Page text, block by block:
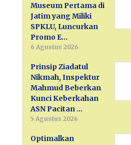
Museum Pertama di
Jatim yang Miliki
SPKLU, Luncurkan
Promo E…
6 Agustus 2026
Prinsip Ziadatul
Nikmah, Inspektur
Mahmud Beberkan
Kunci Keberkahan
ASN Pacitan …
5 Agustus 2026
Optimalkan